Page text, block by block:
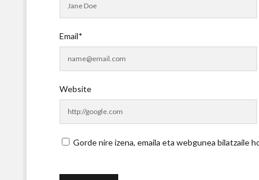
Email*
Website
Gorde nire izena, emaila eta webgunea bilatzaile